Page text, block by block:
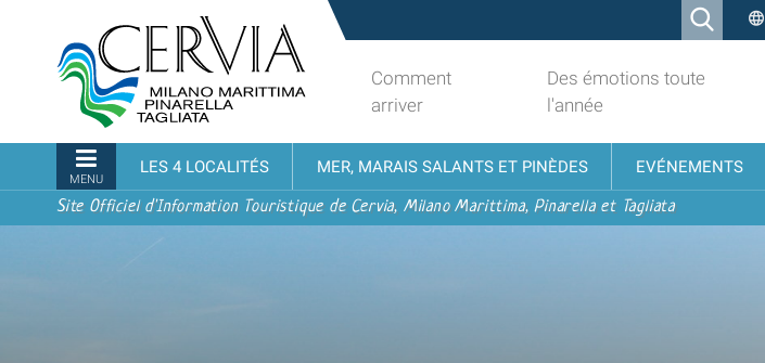
contenu.
à
navigation
Ricerca
Search…
turistico
ufficiale
Cervia,
Milano
Marittima,
Pinarella,
Tagliata
Comment
arriver
Des émotions toute
l'année
Navigation
MENU
LES 4 LOCALITÉS MER, MARAIS SALANTS ET PINÈDES EVÉNEMENTS
Site Officiel d'Information Touristique de Cervia, Milano Marittima, Pinarella et Tagliata